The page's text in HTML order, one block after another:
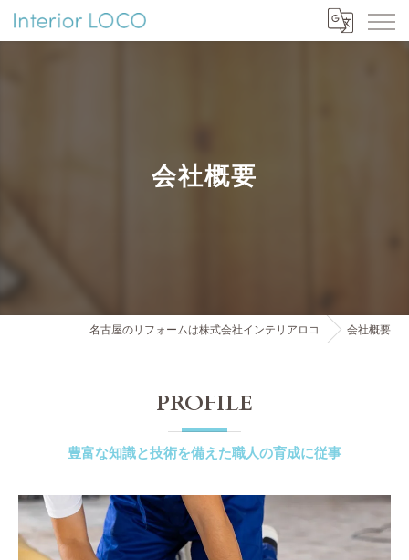
会社概要
名古屋のリフォームは株式会社インテリアロコ 会社概要
豊富な知識と技術を備えた職人の育成に従事
PROFILE